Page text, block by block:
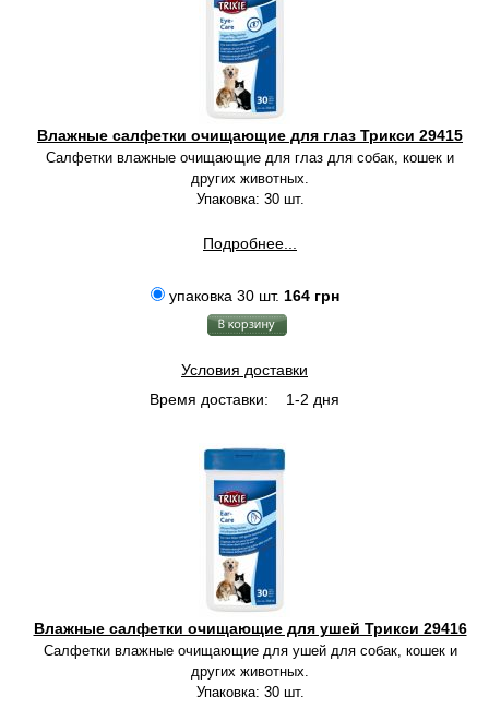
Влажные салфетки очищающие для глаз Трикси 29415
Салфетки влажные очищающие для глаз для собак, кошек и
других животных.
Упаковка: 30 шт.
Подробнее...
упаковка 30 шт. 164 грн
Условия доставки
Время доставки:
1-2 дня
Влажные салфетки очищающие для ушей Трикси 29416
Салфетки влажные очищающие для ушей для собак, кошек и
других животных.
Упаковка: 30 шт.